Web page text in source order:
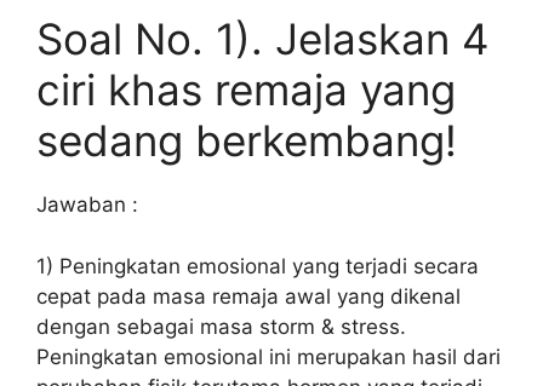
Soal No. 1). Jelaskan 4
ciri khas remaja yang
sedang berkembang!
Jawaban :
1) Peningkatan emosional yang terjadi secara
cepat pada masa remaja awal yang dikenal
dengan sebagai masa storm & stress.
Peningkatan emosional ini merupakan hasil dari